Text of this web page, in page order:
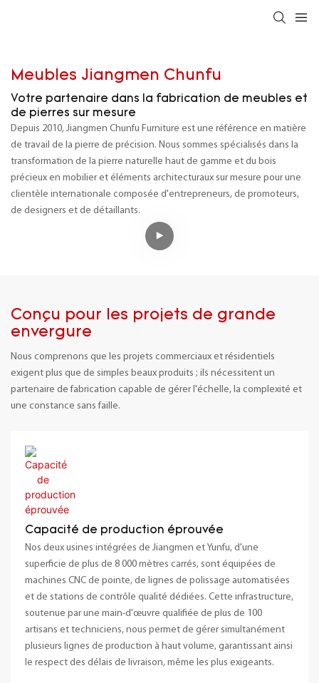
Meubles Jiangmen Chunfu
Votre partenaire dans la fabrication de meubles et
de pierres sur mesure
Depuis 2010, Jiangmen Chunfu Furniture est une référence en matière
de travail de la pierre de précision. Nous sommes spécialisés dans la
transformation de la pierre naturelle haut de gamme et du bois
précieux en mobilier et éléments architecturaux sur mesure pour une
clientèle internationale composée d'entrepreneurs, de promoteurs,
de designers et de détaillants.
Conçu pour les projets de grande
envergure
Nous comprenons que les projets commerciaux et résidentiels
exigent plus que de simples beaux produits ; ils nécessitent un
partenaire de fabrication capable de gérer l'échelle, la complexité et
une constance sans faille.
Capacité de production éprouvée
Nos deux usines intégrées de Jiangmen et Yunfu, d'une
superficie de plus de 8 000 mètres carrés, sont équipées de
machines CNC de pointe, de lignes de polissage automatisées
et de stations de contrôle qualité dédiées. Cette infrastructure,
soutenue par une main-d'œuvre qualifiée de plus de 100
artisans et techniciens, nous permet de gérer simultanément
plusieurs lignes de production à haut volume, garantissant ainsi
le respect des délais de livraison, même les plus exigeants.